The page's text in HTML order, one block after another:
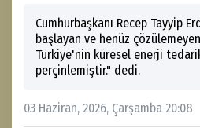
Cumhurbaşkanı Recep Tayyip
başlayan ve henüz
Türkiye'nin küresel enerji
perçinlemiştir." dedi.
03 Haziran, 2026, Çarşamba 20:08